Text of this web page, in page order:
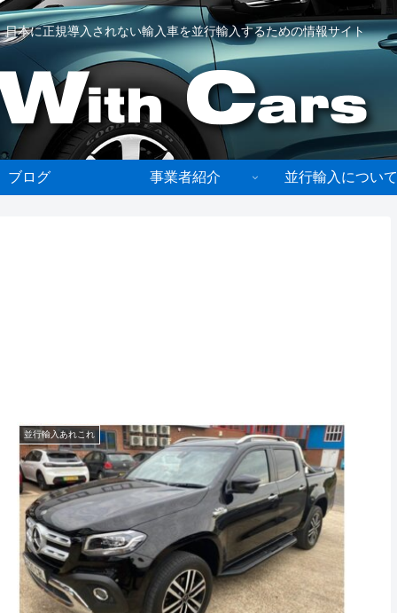
日本に正規導入されない輸入車を並行輸入するための情報サイト
ブログ 事業者紹介 並行輸入について
並行輸入あれこれ